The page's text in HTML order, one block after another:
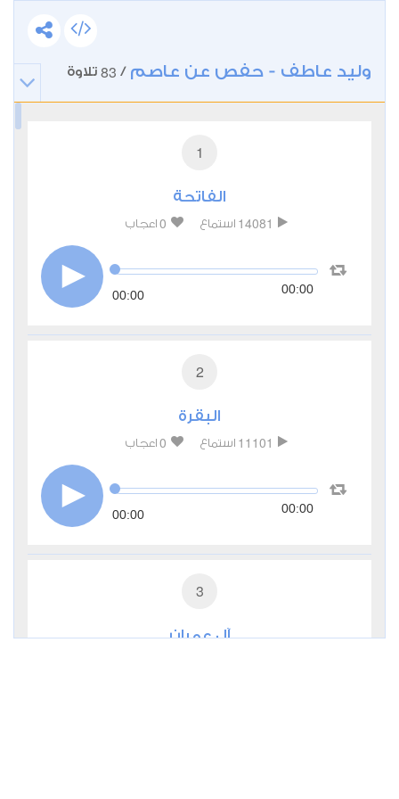
وليد عاطف - حفص عن عاصم /
83 تلاوة
1
الفاتحة
14081 استماع 0 اعجاب
00:00 00:00
2
البقرة
11101 استماع 0 اعجاب
00:00 00:00
3
آل عمران